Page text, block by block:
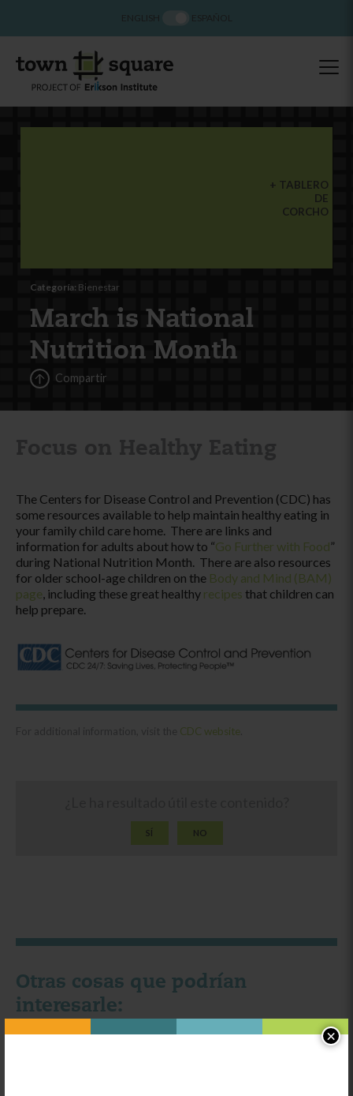
×
TABLERO
DE
CORCHO
Categoría: Bienestar
March is National
Nutrition Month
Compartir
The Centers for Disease Control and Prevention (CDC) has
some resources available to help maintain healthy eating in
your family child care home. There are links and
information for adults about how to “Go Further with Food”
during National Nutrition Month. There are also resources
for older school-age children on the Body and Mind (BAM)
page, including these great healthy recipes that children can
help prepare.
CDC website
SÍ NO
Otras cosas que podrían
interesarle: